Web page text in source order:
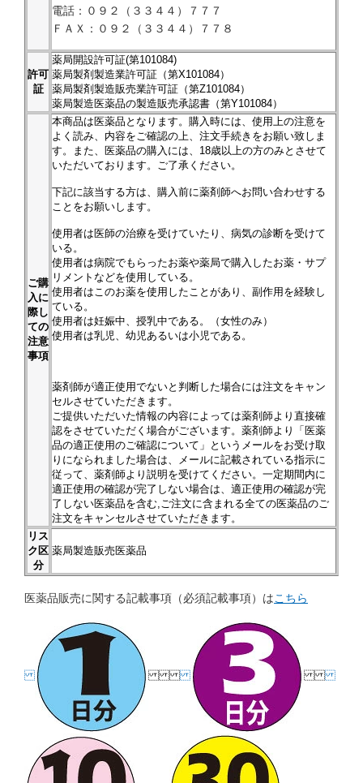
電話：０９２（３３４４）７７７
ＦＡＸ：０９２（３３４４）７７８
許可
証
薬局開設許可証(第101084)
薬局製剤製造業許可証（第X101084）
薬局製剤製造販売業許可証（第Z101084）
薬局製造医薬品の製造販売承認書（第Y101084）
ご購
入に
際し
ての
注意
事項
本商品は医薬品となります。購入時には、使用上の注意を
よく読み、内容をご確認の上、注文手続きをお願い致しま
す。また、医薬品の購入には、18歳以上の方のみとさせて
いただいております。ご了承ください。
下記に該当する方は、購入前に薬剤師へお問い合わせする
ことをお願いします。
使用者は医師の治療を受けていたり、病気の診断を受けて
いる。
使用者は病院でもらったお薬や薬局で購入したお薬・サプ
リメントなどを使用している。
使用者はこのお薬を使用したことがあり、副作用を経験し
ている。
使用者は妊娠中、授乳中である。（女性のみ）
使用者は乳児、幼児あるいは小児である。
薬剤師が適正使用でないと判断した場合には注文をキャン
セルさせていただきます。
ご提供いただいた情報の内容によっては薬剤師より直接確
認をさせていただく場合がございます。薬剤師より「医薬
品の適正使用のご確認について」というメールをお受け取
りになられました場合は、メールに記載されている指示に
従って、薬剤師より説明を受けてください。一定期間内に
適正使用の確認が完了しない場合は、適正使用の確認が完
了しない医薬品を含む,ご注文に含まれる全ての医薬品のご
注文をキャンセルさせていただきます。
リス
ク区
分
薬局製造販売医薬品
医薬品販売に関する記載事項（必須記載事項）はこちら